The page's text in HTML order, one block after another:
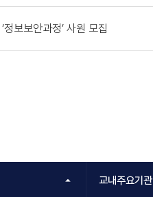
보보안과정’ 사원 모집
교내주요기관